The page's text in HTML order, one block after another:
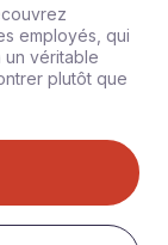
employés, qui
véritable
plutôt que